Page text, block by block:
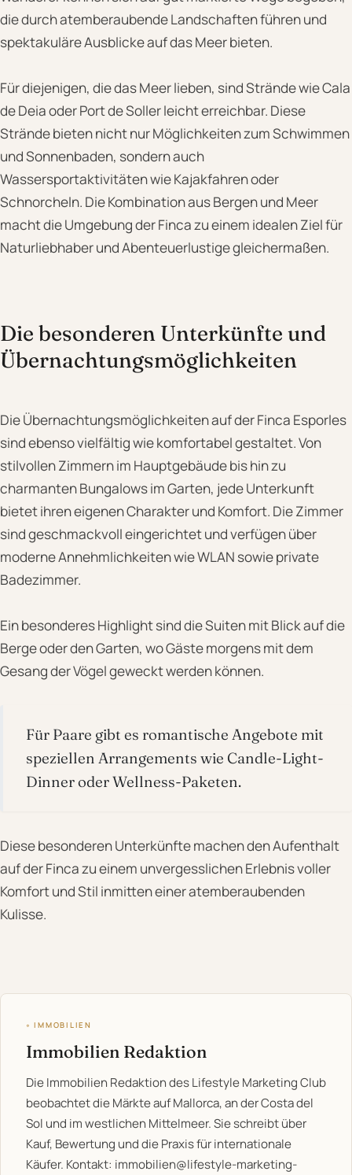
die durch atemberaubende Landschaften führen und
spektakuläre Ausblicke auf das Meer bieten.
Für diejenigen, die das Meer lieben, sind Strände wie Cala
de Deia oder Port de Soller leicht erreichbar. Diese
Strände bieten nicht nur Möglichkeiten zum Schwimmen
und Sonnenbaden, sondern auch
Wassersportaktivitäten wie Kajakfahren oder
Schnorcheln. Die Kombination aus Bergen und Meer
macht die Umgebung der Finca zu einem idealen Ziel für
Naturliebhaber und Abenteuerlustige gleichermaßen.
Die besonderen Unterkünfte und
Übernachtungsmöglichkeiten
Die Übernachtungsmöglichkeiten auf der Finca Esporles
sind ebenso vielfältig wie komfortabel gestaltet. Von
stilvollen Zimmern im Hauptgebäude bis hin zu
charmanten Bungalows im Garten, jede Unterkunft
bietet ihren eigenen Charakter und Komfort. Die Zimmer
sind geschmackvoll eingerichtet und verfügen über
moderne Annehmlichkeiten wie WLAN sowie private
Badezimmer.
Ein besonderes Highlight sind die Suiten mit Blick auf die
Berge oder den Garten, wo Gäste morgens mit dem
Gesang der Vögel geweckt werden können.
Für Paare gibt es romantische Angebote mit
speziellen Arrangements wie Candle-Light-
Dinner oder Wellness-Paketen.
Diese besonderen Unterkünfte machen den Aufenthalt
auf der Finca zu einem unvergesslichen Erlebnis voller
Komfort und Stil inmitten einer atemberaubenden
Kulisse.
◦ IMMOBILIEN
Immobilien Redaktion
Die Immobilien Redaktion des Lifestyle Marketing Club
beobachtet die Märkte auf Mallorca, an der Costa del
Sol und im westlichen Mittelmeer. Sie schreibt über
Kauf, Bewertung und die Praxis für internationale
Käufer. Kontakt: immobilien@lifestyle-marketing-